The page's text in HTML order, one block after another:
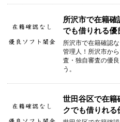
所沢市で在籍確
でも借りれる優
所沢市で在籍確認
管理人！所沢市か
査・独自審査の優
う。
世田谷区で在籍
クでも借りれる